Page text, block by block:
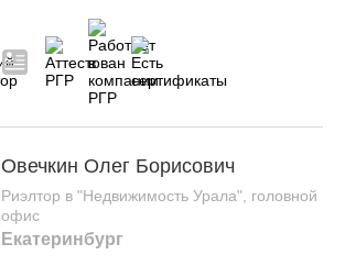
Овечкин Олег Борисович
Риэлтор в "Недвижимость Урала", головной
офис
Екатеринбург